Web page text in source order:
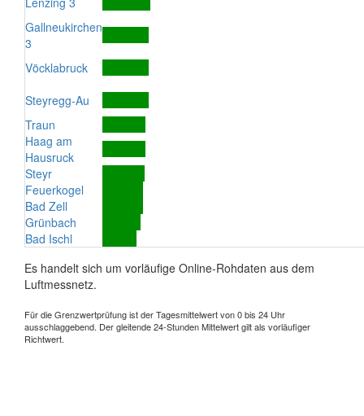
Gallneukirchen
3
Vöcklabruck
Steyregg-Au
Traun
Haag am
Hausruck
Steyr
Feuerkogel
Bad Zell
Grünbach
Bad Ischl
Es handelt sich um vorläufige Online-Rohdaten aus dem
Luftmessnetz.
Für die Grenzwertprüfung ist der Tagesmittelwert von 0 bis 24 Uhr
ausschlaggebend. Der gleitende 24-Stunden Mittelwert gilt als vorläufiger
Richtwert.